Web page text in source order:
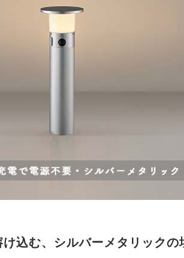
込む、シルバーメタリックの